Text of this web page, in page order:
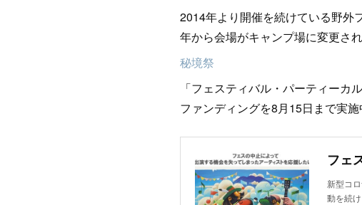
2014年より開催を続けている野外
年から会場がキャンプ場に変更さ
秘境祭
「フェスティバル・パーティー
ファンディングを8月15日まで実
新型コ
動を続